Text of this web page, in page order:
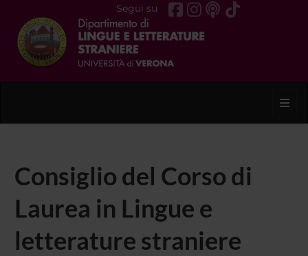
Segui su
Consiglio del Corso di
Laurea in Lingue e
letterature straniere